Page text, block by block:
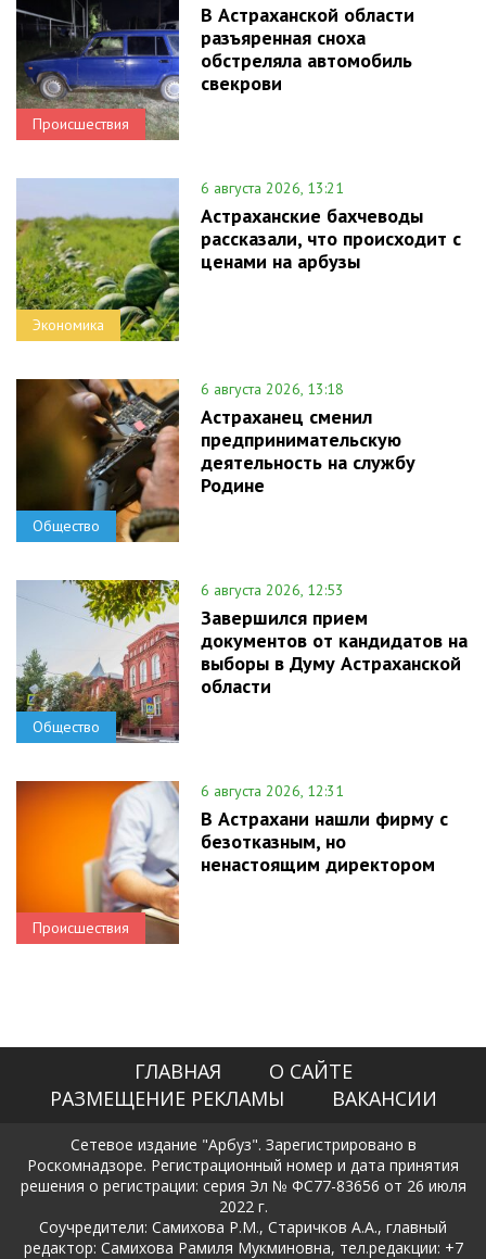
Происшествия
В Астраханской области
разъяренная сноха
обстреляла автомобиль
свекрови
Экономика
6 августа 2026, 13:21
Астраханские бахчеводы
рассказали, что происходит с
ценами на арбузы
Общество
6 августа 2026, 13:18
Астраханец сменил
предпринимательскую
деятельность на службу
Родине
Общество
6 августа 2026, 12:53
Завершился прием
документов от кандидатов на
выборы в Думу Астраханской
области
Происшествия
6 августа 2026, 12:31
В Астрахани нашли фирму с
безотказным, но
ненастоящим директором
ГЛАВНАЯ
О САЙТЕ
РАЗМЕЩЕНИЕ РЕКЛАМЫ
ВАКАНСИИ
Сетевое издание "Арбуз". Зарегистрировано в
Роскомнадзоре. Регистрационный номер и дата принятия
решения о регистрации: серия Эл № ФС77-83656 от 26 июля
2022 г.
Соучредители: Самихова Р.М., Старичков А.А., главный
редактор: Самихова Рамиля Мукминовна, тел.редакции: +7